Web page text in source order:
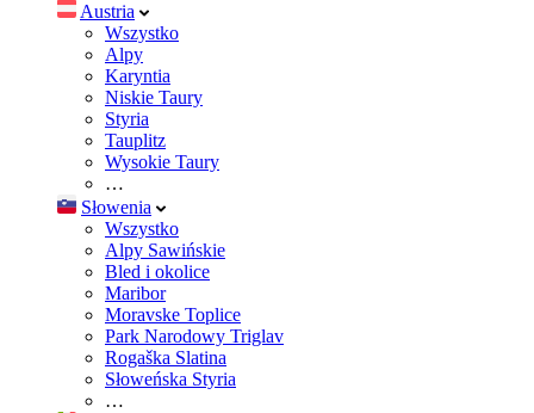
Austria
Wszystko
Alpy
Karyntia
Niskie Taury
Styria
Tauplitz
Wysokie Taury
…
Słowenia
Wszystko
Alpy Sawińskie
Bled i okolice
Maribor
Moravske Toplice
Park Narodowy Triglav
Rogaška Slatina
Słoweńska Styria
…